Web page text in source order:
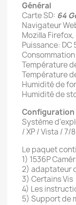
Général
Carte SD: 64
Navigateur
Mozilla
Puissance: DC
Température
Température
Humidité de
Humidité de
Configuration
Système
/ XP / Vista / 7/
Le paquet
1) 1536P
2) adaptateur
3) Certains Vis
4) Les
5) Support de